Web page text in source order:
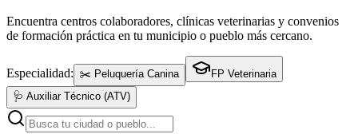
Encuentra centros colaboradores, clínicas veterinarias y convenios
de formación práctica en tu municipio o pueblo más cercano.
Especialidad: ✂️ Peluquería Canina
FP Veterinaria
🩺 Auxiliar Técnico (ATV)